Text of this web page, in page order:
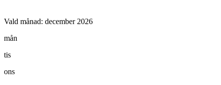
Vald månad: december 2026
mån
tis
ons